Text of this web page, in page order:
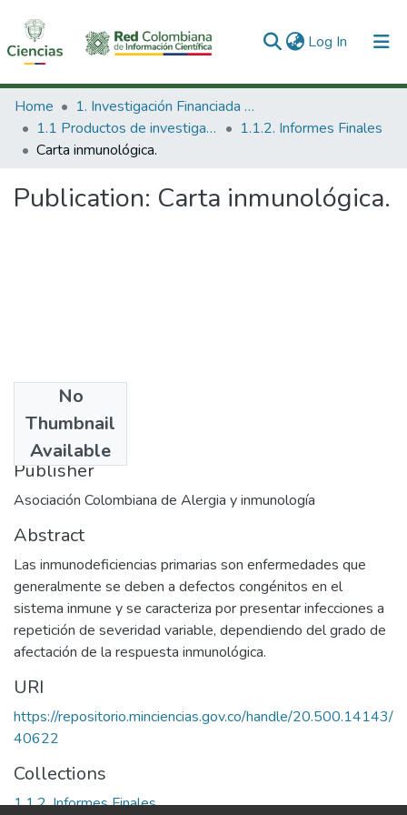
Log In (current)
Communities & Collections
All of DSpace
Home
1. Investigación Financiada con Recursos Públicos
1.1 Productos de investigación
1.1.2. Informes Finales
Carta inmunológica.
Publication: Carta inmunológica.
No
Thumbnail
Available
1989
Publisher
Asociación Colombiana de Alergia y inmunología
Abstract
Las inmunodeficiencias primarias son enfermedades que
generalmente se deben a defectos congénitos en el
sistema inmune y se caracteriza por presentar infecciones a
repetición de severidad variable, dependiendo del grado de
afectación de la respuesta inmunológica.
URI
https://repositorio.minciencias.gov.co/handle/20.500.14143/
40622
Collections
1.1.2. Informes Finales